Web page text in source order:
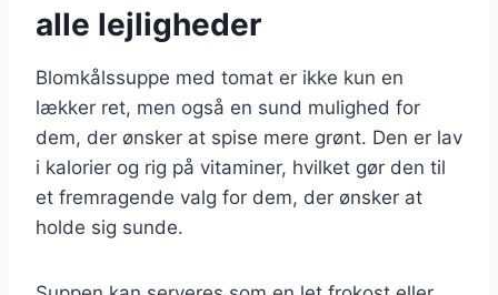
alle lejligheder
Blomkålssuppe med tomat er ikke kun en
lækker ret, men også en sund mulighed for
dem, der ønsker at spise mere grønt. Den er lav
i kalorier og rig på vitaminer, hvilket gør den til
et fremragende valg for dem, der ønsker at
holde sig sunde.